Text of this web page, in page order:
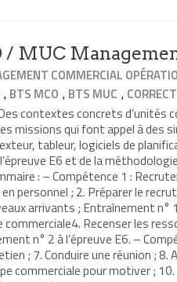
/ MUC
COMMERCIAL
, BTS MCO , BTS MUC ,
contextes concrets d’unités
missions qui font appel à des
tableur, logiciels de
E6 et de la
: – Compétence 1 :
personnel ; 2. Préparer le
arrivants ; Entraînement n°
commerciale4. Recenser les
n° 2 à l’épreuve E6. –
; 7. Conduire une réunion ;
commerciale pour motiver ;